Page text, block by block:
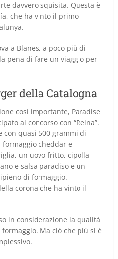
davvero squisita. Questa è
che ha vinto il primo
a Blanes, a poco più di
pena di fare un viaggio per
della Catalogna
così importante, Paradise
al concorso con “Reina”.
con quasi 500 grammi di
cheddar e
un uovo fritto, cipolla
e salsa paradiso e un
di formaggio.
corona che ha vinto il
in considerazione la qualità
Ma ciò che più si è